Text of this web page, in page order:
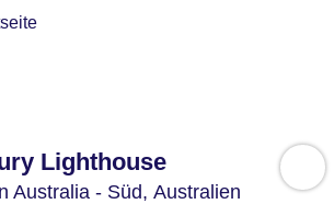
Lighthouse
Australia - Süd, Australien